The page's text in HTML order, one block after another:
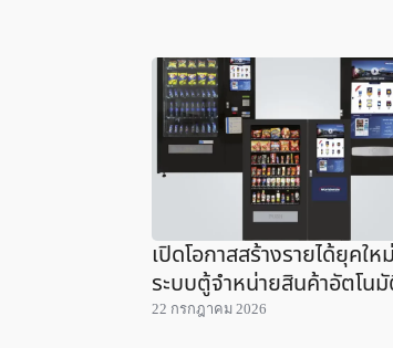
เปิดโอกาสสร้างรายได้ยุคใ
ระบบตู้จำหน่ายสินค้าอัตโน
22 กรกฎาคม 2026